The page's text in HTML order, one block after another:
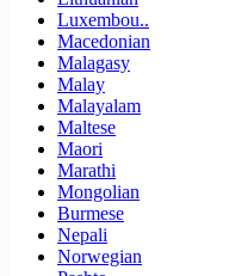
Luxembou..
Macedonian
Malagasy
Malay
Malayalam
Maltese
Maori
Marathi
Mongolian
Burmese
Nepali
Norwegian